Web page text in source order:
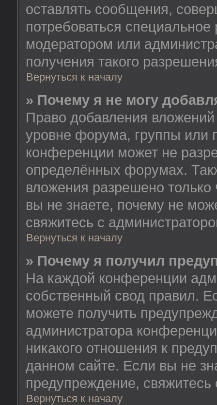
оставлять сообщения,
потребоваться
модератором или
получения такого
Вернуться к началу
» Почему я не могу
Право добавления
уровне форума, группы или
конференции может не
определённых форумах.
вложения разрешено
вы не знаете, почему не
свяжитесь с
Вернуться к началу
» Почему я получил
На каждой конференции
собственный свод правил.
можете получить
администратора
никакого отношения к
данном сайте. Если вы не
предупреждение,
Вернуться к началу